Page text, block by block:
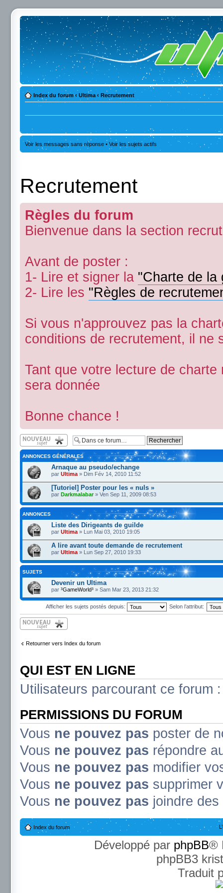
Index du forum ‹ Ultima ‹ Recrutement
Voir les messages sans réponse • Voir les sujets actifs
Recrutement
Règles du forum
Bienvenue dans la section
Avant de poster :
1- Lire et signer la "Charte de la
2- Lire les "Règles de
Si vous n'approuvez pas la
conditions de recrutement, il ne
Tant que votre lecture de
sera donnée
Bonne chance !
Écrire un nouveau
sujet
ANNONCES GÉNÉRALES
Arnaque au pseudo/echange
par Ultima » Dim Fév 14, 2010 11:52
[Tutoriel] Poster pour les « nuls »
par Darkmalabar» Ven Sep 11, 2009 08:53
ANNONCES
Liste des Dirigeants de guilde
par Ultima » Lun Mai 03, 2010 19:05
A lire avant toute demande de recrutement
par Ultima » Lun Sep 27, 2010 19:33
SUJETS
Devenir un Ultima
par ³GameWorld³ » Sam Mar 23, 2013 21:32
Afficher les sujets postés depuis: Selon l’attribut:
Écrire un nouveau
sujet
Retourner vers Index du forum
QUI EST EN LIGNE
Utilisateurs parcourant ce forum
PERMISSIONS DU FORUM
Vous ne pouvez pas poster de
Vous ne pouvez pas répondre
Vous ne pouvez pas modifier
Vous ne pouvez pas supprimer
Vous ne pouvez pas joindre
Index du forum
Développé par phpBB®
phpBB3
Traduit